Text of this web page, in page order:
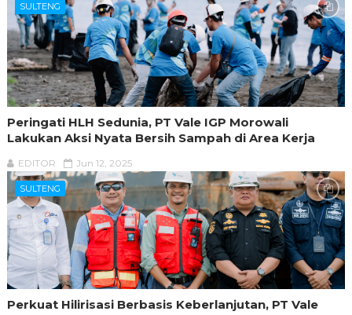
SULTENG
Peringati HLH Sedunia, PT Vale IGP Morowali
Lakukan Aksi Nyata Bersih Sampah di Area Kerja
EDITOR Jun 12, 2025
SULTENG
Perkuat Hilirisasi Berbasis Keberlanjutan, PT Vale